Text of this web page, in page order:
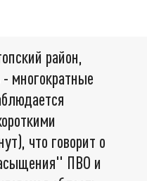
район,
многократные
что говорит о
ПВО и